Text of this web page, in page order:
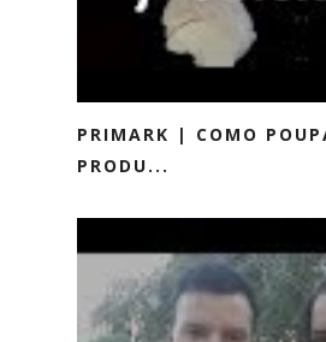
PRIMARK | COMO
PRODU...